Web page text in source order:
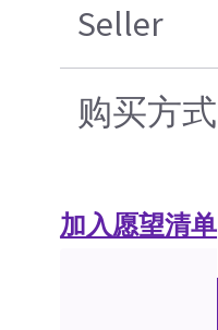
Seller
购买方式
加入愿望清单